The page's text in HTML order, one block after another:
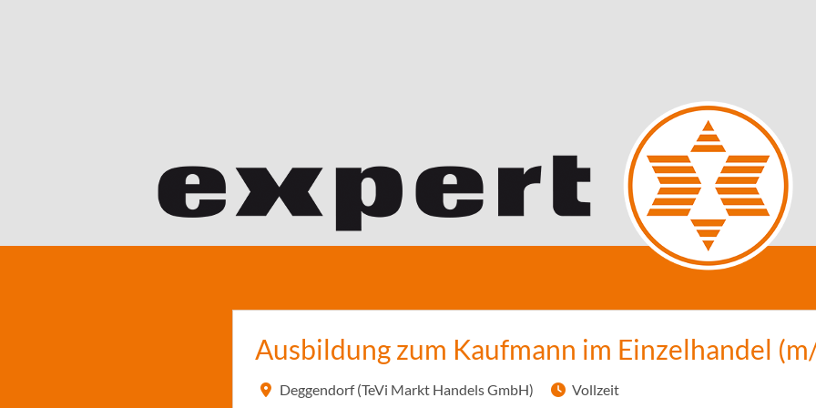
Ausbildung zum Kaufmann im Einzelhandel
Deggendorf (TeVi Markt Handels GmbH) Vollzeit